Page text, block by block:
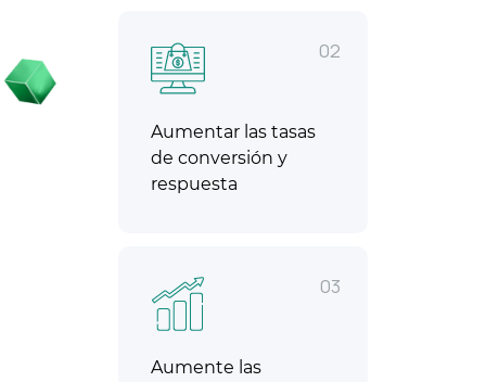
02
Aumentar las tasas
de conversión y
respuesta
03
Aumente las